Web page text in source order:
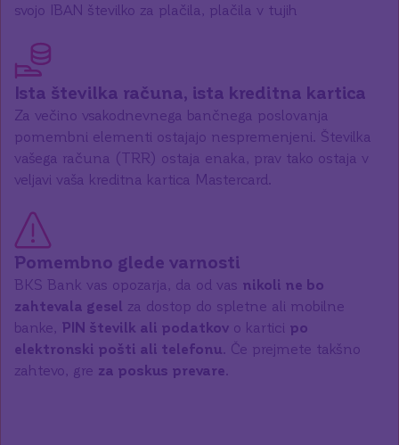
svojo IBAN številko za plačila, plačila v tujih
Ista številka računa, ista kreditna kartica
Za večino vsakodnevnega bančnega poslovanja
pomembni elementi ostajajo nespremenjeni. Številka
vašega računa (TRR) ostaja enaka, prav tako ostaja v
veljavi vaša kreditna kartica Mastercard.
Pomembno glede varnosti
BKS Bank vas opozarja, da od vas nikoli ne bo
zahtevala gesel za dostop do spletne ali mobilne
banke, PIN številk ali podatkov o kartici po
elektronski pošti ali telefonu. Če prejmete takšno
zahtevo, gre za poskus prevare.